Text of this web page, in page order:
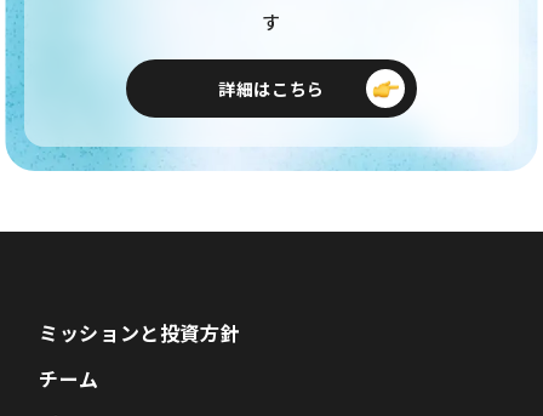
す
詳細はこちら
ミッションと投資方針
チーム